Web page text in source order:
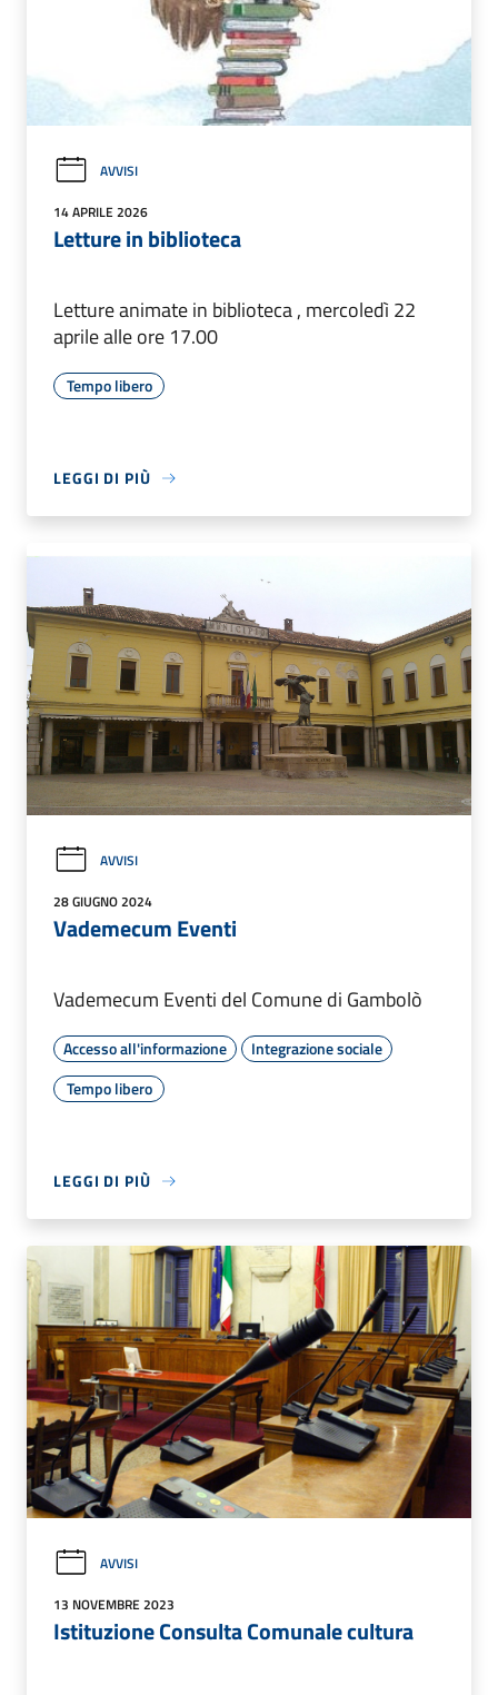
AVVISI
14 APRILE 2026
Letture in biblioteca
Letture animate in biblioteca , mercoledì 22
aprile alle ore 17.00
Tempo libero
LEGGI DI PIÙ
AVVISI
28 GIUGNO 2024
Vademecum Eventi
Vademecum Eventi del Comune di Gambolò
Accesso all'informazione
Integrazione sociale
Tempo libero
LEGGI DI PIÙ
AVVISI
13 NOVEMBRE 2023
Istituzione Consulta Comunale cultura